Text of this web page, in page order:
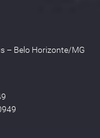
– Belo Horizonte/MG